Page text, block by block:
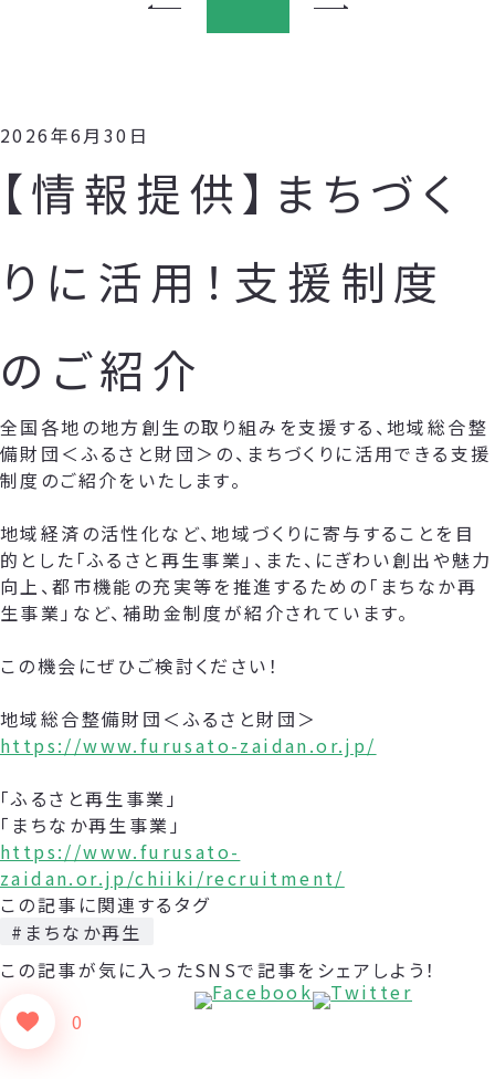
2026年6月30日
【情報提供】まちづく
りに活用！支援制度
のご紹介
全国各地の地方創生の取り組みを支援する、地域総合整
備財団＜ふるさと財団＞の、まちづくりに活用できる支援
制度のご紹介をいたします。
地域経済の活性化など、地域づくりに寄与することを目
的とした「ふるさと再生事業」、また、にぎわい創出や魅力
向上、都市機能の充実等を推進するための「まちなか再
生事業」など、補助金制度が紹介されています。
この機会にぜひご検討ください！
地域総合整備財団＜ふるさと財団＞
https://www.furusato-zaidan.or.jp/
「ふるさと再生事業」
「まちなか再生事業」
https://www.furusato-
zaidan.or.jp/chiiki/recruitment/
この記事に関連するタグ
#まちなか再生
この記事が気に入った
0
SNSで記事をシェアしよう！